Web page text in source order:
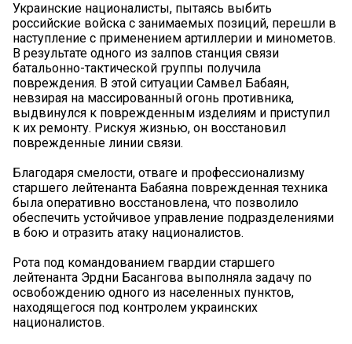
Украинские националисты, пытаясь выбить
российские войска с занимаемых позиций, перешли в
наступление с применением артиллерии и минометов.
В результате одного из залпов станция связи
батальонно-тактической группы получила
повреждения. В этой ситуации Самвел Бабаян,
невзирая на массированный огонь противника,
выдвинулся к поврежденным изделиям и приступил
к их ремонту. Рискуя жизнью, он восстановил
поврежденные линии связи.
Благодаря смелости, отваге и профессионализму
старшего лейтенанта Бабаяна поврежденная техника
была оперативно восстановлена, что позволило
обеспечить устойчивое управление подразделениями
в бою и отразить атаку националистов.
Рота под командованием гвардии старшего
лейтенанта Эрдни Басангова выполняла задачу по
освобождению одного из населенных пунктов,
находящегося под контролем украинских
националистов.